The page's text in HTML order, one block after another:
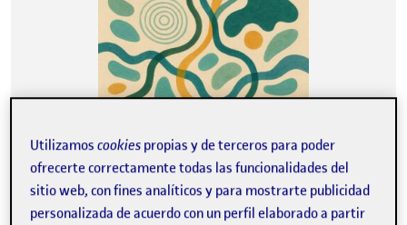
Entrega de la actividad Reto 2 …
Utilizamoscookies propias y de terceros para poder
ofrecerte correctamente todas las funcionalidades del
sitio web, con fines analíticos y para mostrarte publicidad
personalizada de acuerdo con un perfil elaborado a partir